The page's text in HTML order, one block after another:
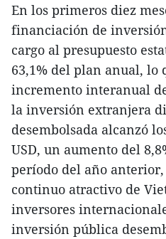
En los primeros diez
financiación de
cargo al presupuesto
63,1% del plan anual, lo
incremento interanual
la inversión extranjera
desembolsada alcanzó
USD, un aumento del
período del año
continuo atractivo de
inversores
inversión pública